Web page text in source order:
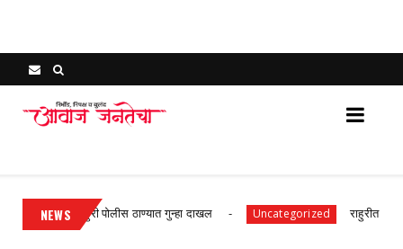
NEWS
राहुरी पोलीस ठाण्यात गुन्हा दाखल Uncategorized राहुरीत ओम